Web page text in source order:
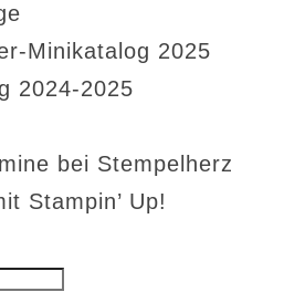
Minikatalog 2025
2024-2025
bei Stempelherz
Stampin’ Up!